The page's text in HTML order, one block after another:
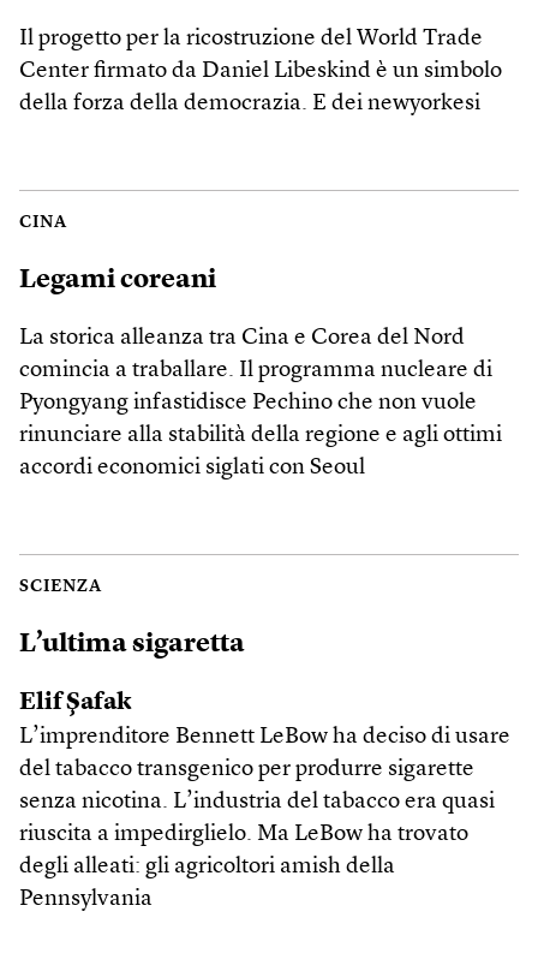
Il progetto per la ricostruzione del World Trade
Center firmato da Daniel Libeskind è un simbolo
della forza della democrazia. E dei newyorkesi
CINA
Legami coreani
La storica alleanza tra Cina e Corea del Nord
comincia a traballare. Il programma nucleare di
Pyongyang infastidisce Pechino che non vuole
rinunciare alla stabilità della regione e agli ottimi
accordi economici siglati con Seoul
SCIENZA
L’ultima sigaretta
Elif Şafak
L’imprenditore Bennett LeBow ha deciso di usare
del tabacco transgenico per produrre sigarette
senza nicotina. L’industria del tabacco era quasi
riuscita a impedirglielo. Ma LeBow ha trovato
degli alleati: gli agricoltori amish della
Pennsylvania